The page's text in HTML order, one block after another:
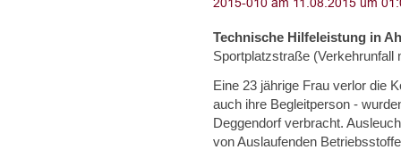
Technische Hilfeleistung in
Sportplatzstraße (Verkehrunfall
Eine 23 jährige Frau verlor die
auch ihre Begleitperson -
Deggendorf verbracht.
von Auslaufenden